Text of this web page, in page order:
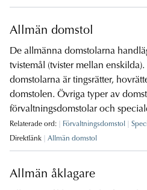
Allmän domstol
De allmänna domstolarna
tvistemål (tvister mellan
domstolarna är tingsrätter,
domstolen. Övriga typer av
förvaltningsdomstolar och
Relaterade ord: Förvaltningsdomstol
Direktlänk
Allmän domstol
Allmän åklagare